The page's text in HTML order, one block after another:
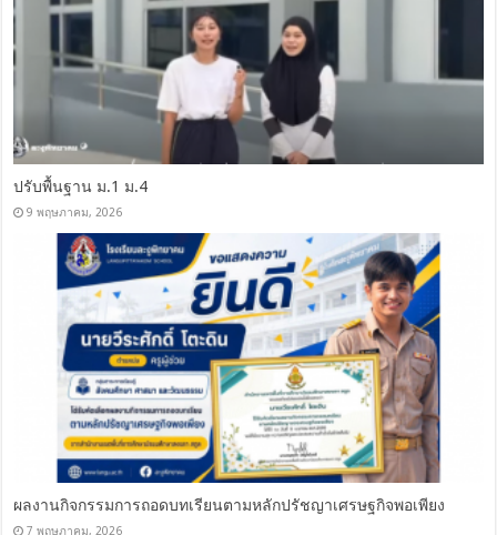
ปรับพื้นฐาน ม.1 ม.4
9 พฤษภาคม, 2026
ผลงานกิจกรรมการถอดบทเรียนตามหลักปรัชญาเศรษฐกิจพอเพียง
7 พฤษภาคม, 2026